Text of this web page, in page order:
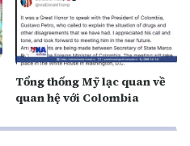
Tổng thống Mỹ lạc quan về
quan hệ với Colombia